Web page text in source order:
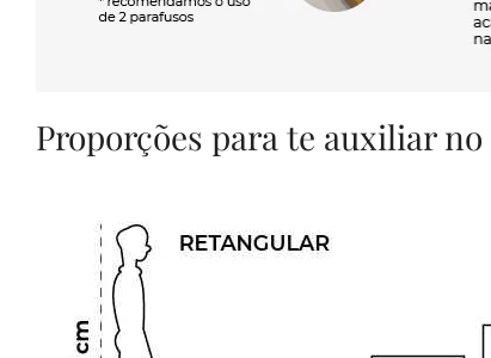
Proporções para te auxiliar